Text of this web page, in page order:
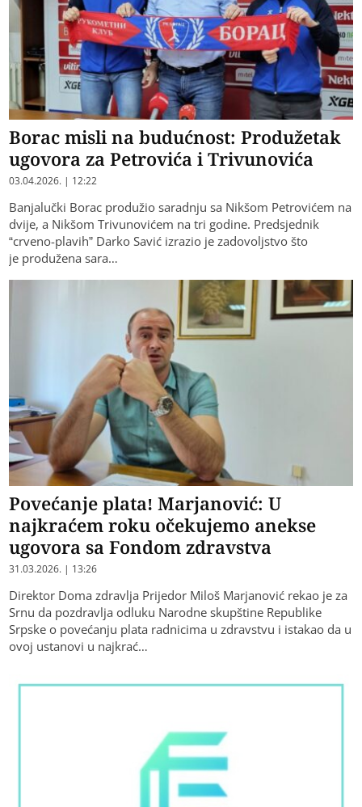
Borac misli na budućnost: Produžetak
ugovora za Petrovića i Trivunovića
03.04.2026. | 12:22
Banjalučki Borac produžio saradnju sa Nikšom Petrovićem na
dvije, a Nikšom Trivunovićem na tri godine. Predsjednik
“crveno-plavih” Darko Savić izrazio je zadovoljstvo što
je produžena sara…
Povećanje plata! Marjanović: U
najkraćem roku očekujemo anekse
ugovora sa Fondom zdravstva
31.03.2026. | 13:26
Direktor Doma zdravlja Prijedor Miloš Marjanović rekao je za
Srnu da pozdravlja odluku Narodne skupštine Republike
Srpske o povećanju plata radnicima u zdravstvu i istakao da u
ovoj ustanovi u najkrać…